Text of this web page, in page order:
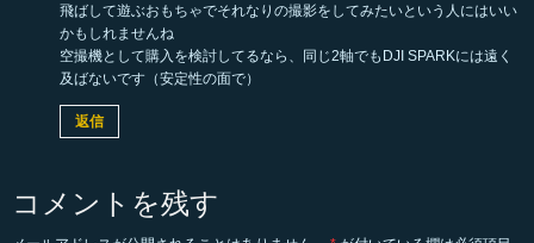
飛ばして遊ぶおもちゃでそれなりの撮影をしてみたいという人にはいい
かもしれませんね
空撮機として購入を検討してるなら、同じ2軸でもDJI SPARKには遠く
及ばないです（安定性の面で）
返信
コメントを残す